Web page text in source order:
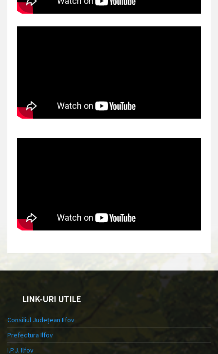
LINK-URI UTILE
Consiliul Județean Ilfov
Prefectura Ilfov
I.P.J. Ilfov